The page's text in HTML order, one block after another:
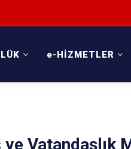
e-HİZMETLER
Vatandaşlık